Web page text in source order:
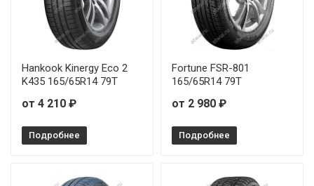
Hankook Kinergy Eco 2
K435 165/65R14 79T
от 4 210 ₽
Подробнее
Fortune FSR-801
165/65R14 79T
от 2 980 ₽
Подробнее